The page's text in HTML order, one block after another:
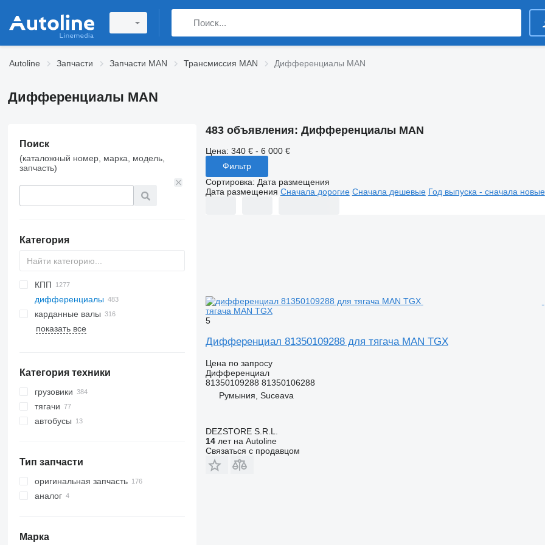
Autoline Запчасти Запчасти MAN Трансмиссия MAN Дифференциалы MAN
Дифференциалы MAN
Поиск
(каталожный номер, марка, модель,
запчасть)
Категория
КПП
дифференциалы
карданные валы
показать все
Категория техники
грузовики
тягачи
автобусы
Тип запчасти
оригинальная запчасть
аналог
Марка
483 объявления: Дифференциалы MAN
Цена: 340 € - 6 000 €
Фильтр
Сортировка: Дата размещения
Дата размещения Сначала дорогие Сначала дешевые Год выпуска - сначала новые
тягача MAN TGX
5
Дифференциал 81350109288 для тягача MAN TGX
Цена по запросу
Дифференциал
81350109288 81350106288
Румыния, Suceava
DEZSTORE S.R.L.
14лет на Autoline
Связаться с продавцом